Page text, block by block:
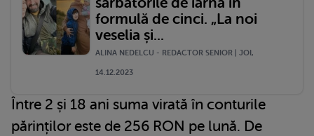
formulă de cinci. „La noi
veselia și...
ALINA NEDELCU - REDACTOR SENIOR | JOI,
14.12.2023
Între 2 și 18 ani suma virată în conturile
părinților este de 256 RON pe lună. De